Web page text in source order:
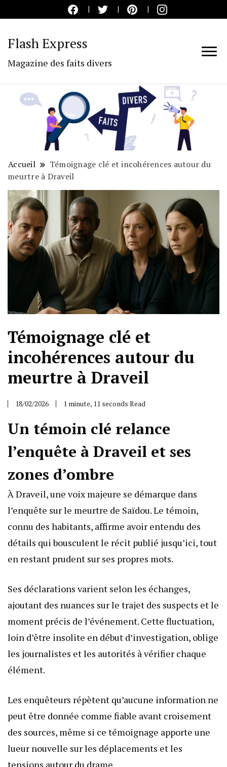
Flash Express
Magazine des faits divers
Accueil
Témoignage clé et incohérences autour du
meurtre à Draveil
Témoignage clé et
incohérences autour du
meurtre à Draveil
18/02/2026 1 minute, 11 seconds Read
Un témoin clé relance
l’enquête à Draveil et ses
zones d’ombre
À Draveil, une voix majeure se démarque dans
l’enquête sur le meurtre de Saïdou. Le témoin,
connu des habitants, affirme avoir entendu des
détails qui bousculent le récit publié jusqu’ici, tout
en restant prudent sur ses propres mots.
Ses déclarations varient selon les échanges,
ajoutant des nuances sur le trajet des suspects et le
moment précis de l’événement. Cette fluctuation,
loin d’être insolite en début d’investigation, oblige
les journalistes et les autorités à vérifier chaque
élément.
Les enquêteurs répètent qu’aucune information ne
peut être donnée comme fiable avant croisement
des sources, même si ce témoignage apporte une
lueur nouvelle sur les déplacements et les
tensions autour du drame.